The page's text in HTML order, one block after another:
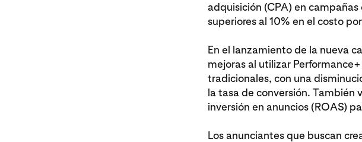
adquisición (CPA) en
superiores al 10% en el costo
En el lanzamiento de la nueva
mejoras al utilizar
tradicionales, con una
la tasa de conversión. También
inversión en anuncios (ROAS)
Los anunciantes que buscan